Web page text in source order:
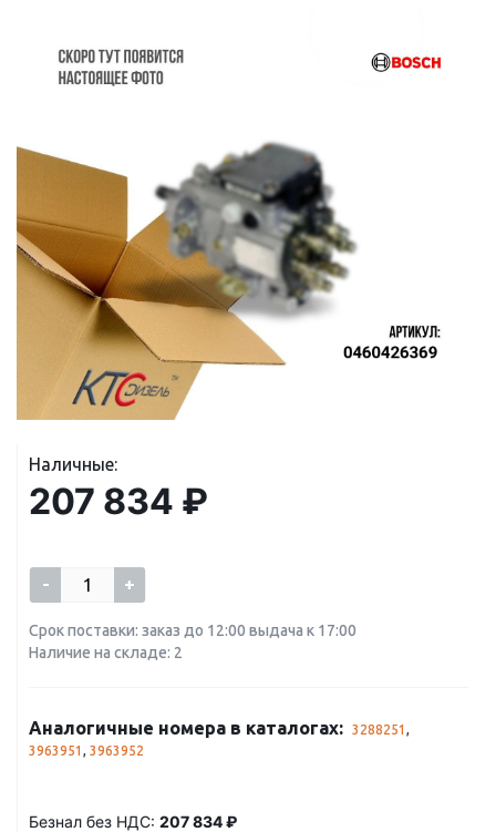
Наличные:
207 834 ₽
- +
Срок поставки: заказ до 12:00 выдача к 17:00
Наличие на складе: 2
Аналогичные номера в каталогах: 3288251 ,
3963951 , 3963952
Безнал без НДС: 207 834 ₽